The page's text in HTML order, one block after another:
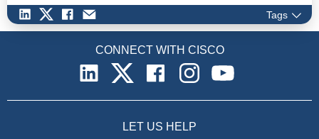
Tags
CONNECT WITH CISCO
LET US HELP